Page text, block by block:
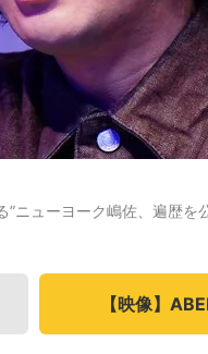
”ニューヨーク嶋佐、遍歴
【映像】